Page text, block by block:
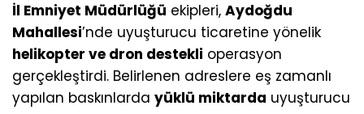
İl Emniyet Müdürlüğü ekipleri, Aydoğdu
Mahallesi’nde uyuşturucu ticaretine yönelik
helikopter ve dron destekli operasyon
gerçekleştirdi. Belirlenen adreslere eş zamanlı
yapılan baskınlarda yüklü miktarda uyuşturucu